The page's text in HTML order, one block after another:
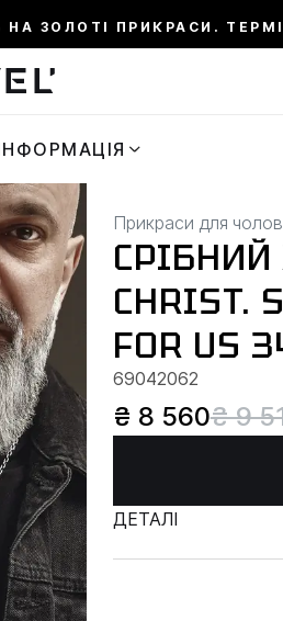
ЗОЛОТІ ПРИКРАСИ.
Прикраси для
СРІБНИЙ
CHRIST.
FOR US
69042062
₴ 8 560₴ 9
ДЕТАЛІ